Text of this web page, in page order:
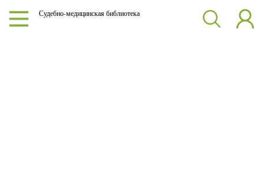
Судебно-медицинская библиотека